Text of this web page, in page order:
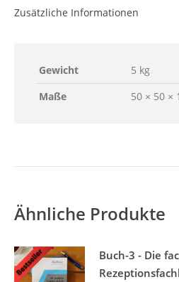
Zusätzliche Informationen
Gewicht
5 kg
Maße
50 × 50 ×
Ähnliche Produkte
Buch-3 - Die